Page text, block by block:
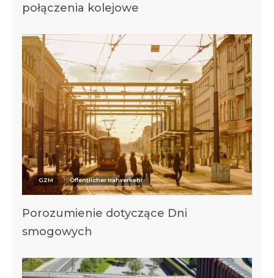
połączenia kolejowe
GZM Öffentlicher Nahverkehr
Porozumienie dotyczące Dni
smogowych